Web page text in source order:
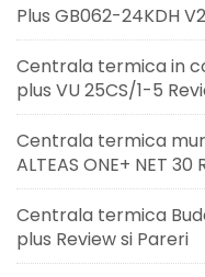
Plus GB062-24KDH
Centrala termica in
plus VU 25CS/1-5
Centrala termica
ALTEAS ONE+ NET
Centrala termica
plus Review si Pareri